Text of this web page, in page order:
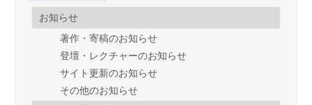
お知らせ
著作・寄稿のお知らせ
登壇・レクチャーのお知らせ
サイト更新のお知らせ
その他のお知らせ